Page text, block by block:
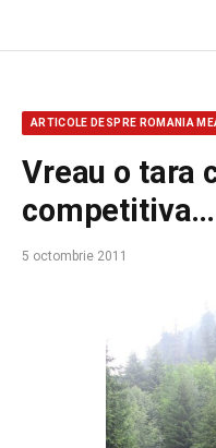
ARTICOLE DESPRE ROMANIA
Vreau o tara
competitiva…
5 octombrie 2011